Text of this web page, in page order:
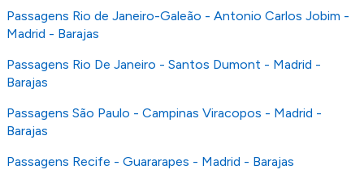
Passagens Rio de Janeiro-Galeão - Antonio Carlos Jobim -
Madrid - Barajas
Passagens Rio De Janeiro - Santos Dumont - Madrid -
Barajas
Passagens São Paulo - Campinas Viracopos - Madrid -
Barajas
Passagens Recife - Guararapes - Madrid - Barajas